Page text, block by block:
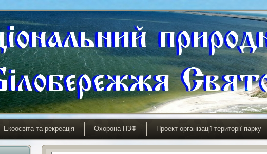
Екоосвіта та рекреація Охорона ПЗФ Проект організації території парку